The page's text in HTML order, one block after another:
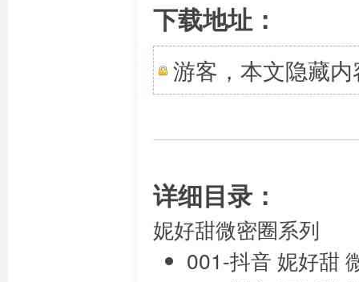
下载地址：
游客，本文隐藏内
详细目录：
妮好甜微密圈系列
001-抖音 妮好甜